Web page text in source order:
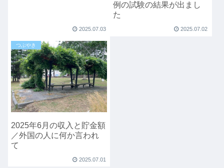
2025.07.03
例の試験の結果が出まし
た
2025.07.02
つぶやき
2025年6月の収入と貯金額
／外国の人に何か言われ
て
2025.07.01